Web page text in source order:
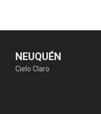
NEUQUÉN
Cielo Claro